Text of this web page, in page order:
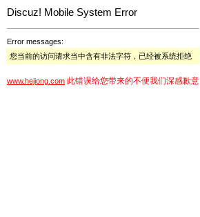
Discuz! Mobile System Error
Error messages:
您当前的访问请求当中含有非法字符，已经被系统拒绝
www.hejiong.com 此错误给您带来的不便我们深感歉意